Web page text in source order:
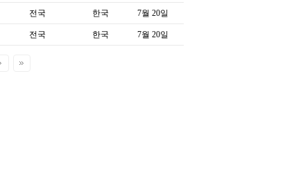
전국 한국 7월 20일
전국 한국 7월 20일